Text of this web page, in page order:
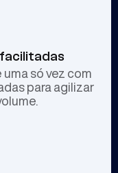
só vez com
para agilizar